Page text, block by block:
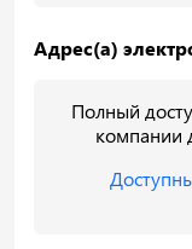
Адрес(а)
Полный
компании